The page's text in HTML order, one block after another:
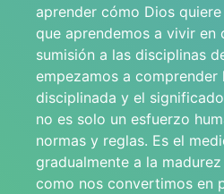
aprender cómo Dios
que aprendemos a vivir en
sumisión a las disciplinas
empezamos a
disciplinada y el
no es solo un esfuerzo
normas y reglas. Es el
gradualmente a la
como nos convertimos en